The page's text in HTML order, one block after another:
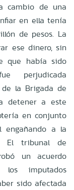
cambio de una
en ella tenía
de pesos. La
ese dinero, sin
que había sido
perjudicada
de la Brigada de
detener a este
en conjunto
engañando a la
El tribunal de
un acuerdo
imputados
sido afectada